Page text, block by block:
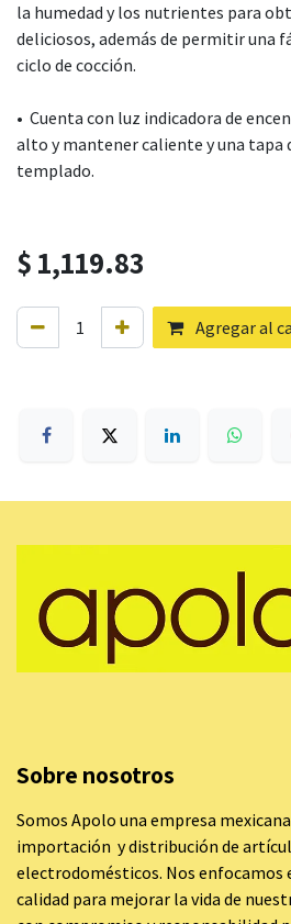
la humedad y los nutrientes para
deliciosos, además de permitir una
ciclo de cocción.
• Cuenta con luz indicadora de
alto y mantener caliente y una tapa
templado.
$1,119.83
Agregar al
Sobre nosotros
Somos Apolo una empresa
importación y distribución de
electrodomésticos. Nos enfocamos
calidad para mejorar la vida de